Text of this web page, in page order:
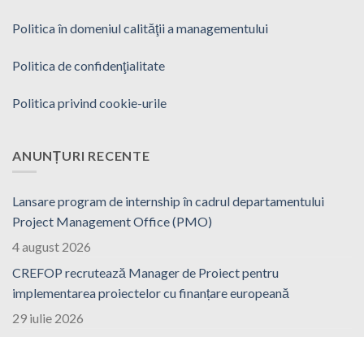
Politica în domeniul calităţii a managementului
Politica de confidenţialitate
Politica privind cookie-urile
ANUNȚURI RECENTE
Lansare program de internship în cadrul departamentului
Project Management Office (PMO)
4 august 2026
CREFOP recrutează Manager de Proiect pentru
implementarea proiectelor cu finanțare europeană
29 iulie 2026